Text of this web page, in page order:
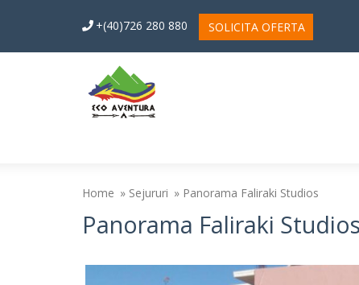
+(40)726 280 880 SOLICITA OFERTA
Home Sejururi Panorama Faliraki Studios
Panorama Faliraki Studios